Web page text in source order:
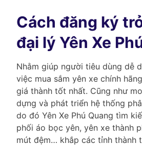
Cách đăng ký
đại lý Yên Xe
Nhằm giúp người tiêu dùng dễ
việc mua sắm yên xe chính
giá thành tốt nhất. Cũng như
dựng và phát triển hệ thống
do đó Yên Xe Phú Quang tìm
phối áo bọc yên, yên xe thành
mút đệm… khắp các tỉnh thành